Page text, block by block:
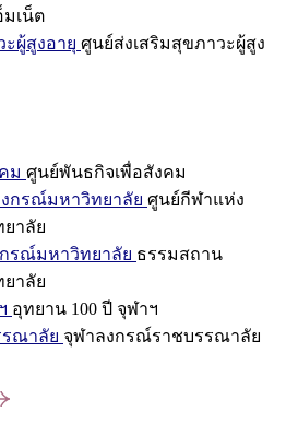
มเน็ต
ผู้สูงอายุ ศูนย์ส่งเสริมสุขภาวะผู้สูง
ม ศูนย์พันธกิจเพื่อสังคม
กรณ์มหาวิทยาลัย ศูนย์กีฬาแห่ง
าลัย
รณ์มหาวิทยาลัย ธรรมสถาน
าลัย
อุทยาน 100 ปี จุฬาฯ
ณาลัย จุฬาลงกรณ์ราชบรรณาลัย